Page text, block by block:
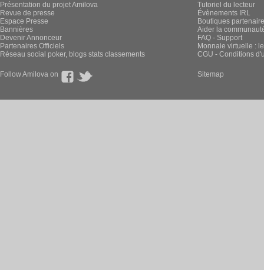
Présentation du projet Amilova
Revue de presse
Espace Presse
Bannières
Devenir Annonceur
Partenaires Officiels
Réseau social poker, blogs stats classements
Tutoriel du lecteur
Évènements IRL
Boutiques
Aider la
FAQ - Support
Monnaie virtuelle :
CGU - Conditions
Follow Amilova on Sitemap